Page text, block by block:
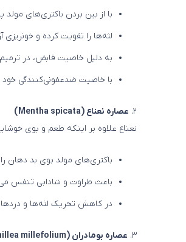
با از بین بردن باکتری‌های
لثه‌ها را تقویت کرده و
به دلیل خاصیت قابض، در
با خاصیت ضدعفونی‌کنندگی
۲. عصاره نعناع (Mentha spicata)
نعناع علاوه بر اینکه طعم و بوی
باکتری‌های مولد بوی بد دهان را
باعث طراوت و شادابی تنفس
در کاهش تحریک لثه‌ها و
۳. عصاره بومادران (Achillea millefolium)